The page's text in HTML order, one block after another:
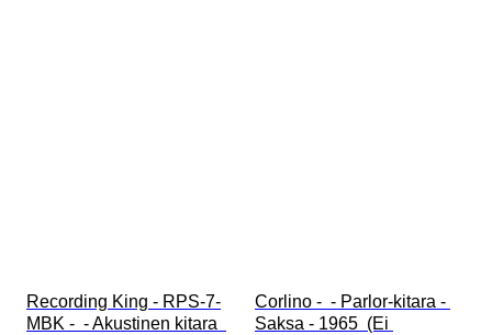
Recording King - RPS-7-
MBK -  - Akustinen kitara
Corlino -  - Parlor-kitara -
Saksa - 1965  (Ei